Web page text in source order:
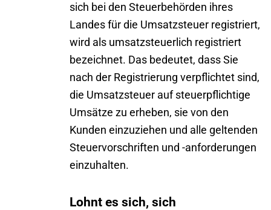
sich bei den Steuerbehörden ihres
Landes für die Umsatzsteuer registriert,
wird als umsatzsteuerlich registriert
bezeichnet. Das bedeutet, dass Sie
nach der Registrierung verpflichtet sind,
die Umsatzsteuer auf steuerpflichtige
Umsätze zu erheben, sie von den
Kunden einzuziehen und alle geltenden
Steuervorschriften und -anforderungen
einzuhalten.
Lohnt es sich, sich